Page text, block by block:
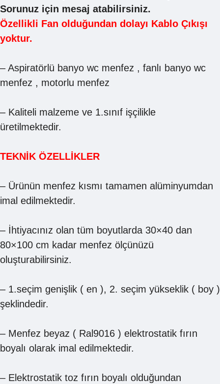
Sorunuz için mesaj atabilirsiniz.
Özellikli Fan olduğundan dolayı Kablo Çıkışı
yoktur.
– Aspiratörlü banyo wc menfez , fanlı banyo wc
menfez , motorlu menfez
– Kaliteli malzeme ve 1.sınıf işçilikle
üretilmektedir.
TEKNİK ÖZELLİKLER
– Ürünün menfez kısmı tamamen alüminyumdan
imal edilmektedir.
– İhtiyacınız olan tüm boyutlarda 30×40 dan
80×100 cm kadar menfez ölçünüzü
oluşturabilirsiniz.
– 1.seçim genişlik ( en ), 2. seçim yükseklik ( boy )
şeklindedir.
– Menfez beyaz ( Ral9016 ) elektrostatik fırın
boyalı olarak imal edilmektedir.
– Elektrostatik toz fırın boyalı olduğundan